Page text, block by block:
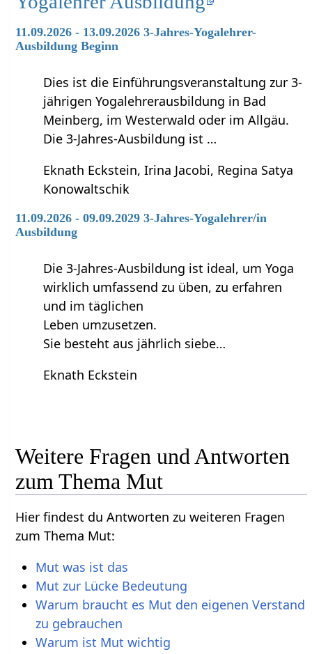
11.09.2026 - 13.09.2026 3-Jahres-Yogalehrer-
Ausbildung Beginn
Dies ist die Einführungsveranstaltung zur 3-
jährigen Yogalehrerausbildung in Bad
Meinberg, im Westerwald oder im Allgäu.
Die 3-Jahres-Ausbildung ist …
Eknath Eckstein, Irina Jacobi, Regina Satya
Konowaltschik
11.09.2026 - 09.09.2029 3-Jahres-Yogalehrer/in
Ausbildung
Die 3-Jahres-Ausbildung ist ideal, um Yoga
wirklich umfassend zu üben, zu erfahren
und im täglichen
Leben umzusetzen.
Sie besteht aus jährlich siebe…
Eknath Eckstein
Weitere Fragen und Antworten
zum Thema Mut
Hier findest du Antworten zu weiteren Fragen
zum Thema Mut:
Mut was ist das
Mut zur Lücke Bedeutung
Warum braucht es Mut den eigenen Verstand
zu gebrauchen
Warum ist Mut wichtig